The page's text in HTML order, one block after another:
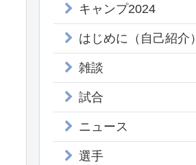
キャンプ2024
はじめに（自己紹介）
雑談
試合
ニュース
選手